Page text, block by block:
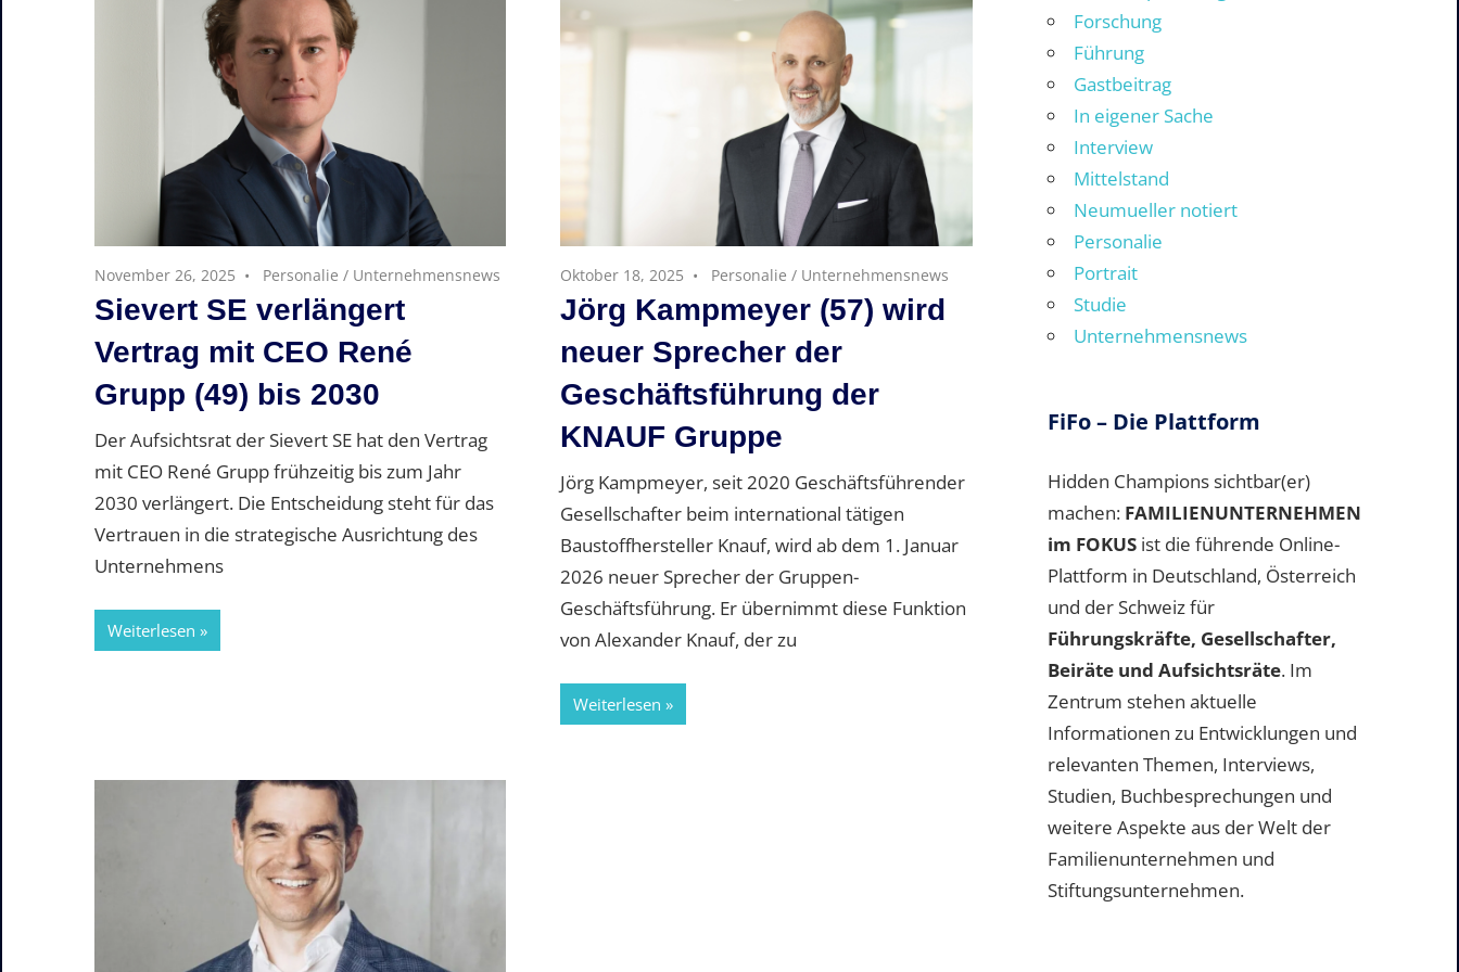
November 26, 2025 Personalie / Unternehmensnews
Sievert SE verlängert
Vertrag mit CEO René
Grupp (49) bis 2030
Der Aufsichtsrat der Sievert SE hat den Vertrag
mit CEO René Grupp frühzeitig bis zum Jahr
2030 verlängert. Die Entscheidung steht für das
Vertrauen in die strategische Ausrichtung des
Unternehmens
Weiterlesen
Oktober 18, 2025 Personalie / Unternehmensnews
Jörg Kampmeyer (57) wird
neuer Sprecher der
Geschäftsführung der
KNAUF Gruppe
Jörg Kampmeyer, seit 2020 Geschäftsführender
Gesellschafter beim international tätigen
Baustoffhersteller Knauf, wird ab dem 1. Januar
2026 neuer Sprecher der Gruppen-
Geschäftsführung. Er übernimmt diese Funktion
von Alexander Knauf, der zu
Weiterlesen
Forschung
Führung
Gastbeitrag
In eigener Sache
Interview
Mittelstand
Neumueller notiert
Personalie
Portrait
Studie
Unternehmensnews
FiFo – Die Plattform
Hidden Champions sichtbar(er)
machen: FAMILIENUNTERNEHMEN
im FOKUS ist die führende Online-
Plattform in Deutschland, Österreich
und der Schweiz für
Führungskräfte, Gesellschafter,
Beiräte und Aufsichtsräte. Im
Zentrum stehen aktuelle
Informationen zu Entwicklungen und
relevanten Themen, Interviews,
Studien, Buchbesprechungen und
weitere Aspekte aus der Welt der
Familienunternehmen und
Stiftungsunternehmen.